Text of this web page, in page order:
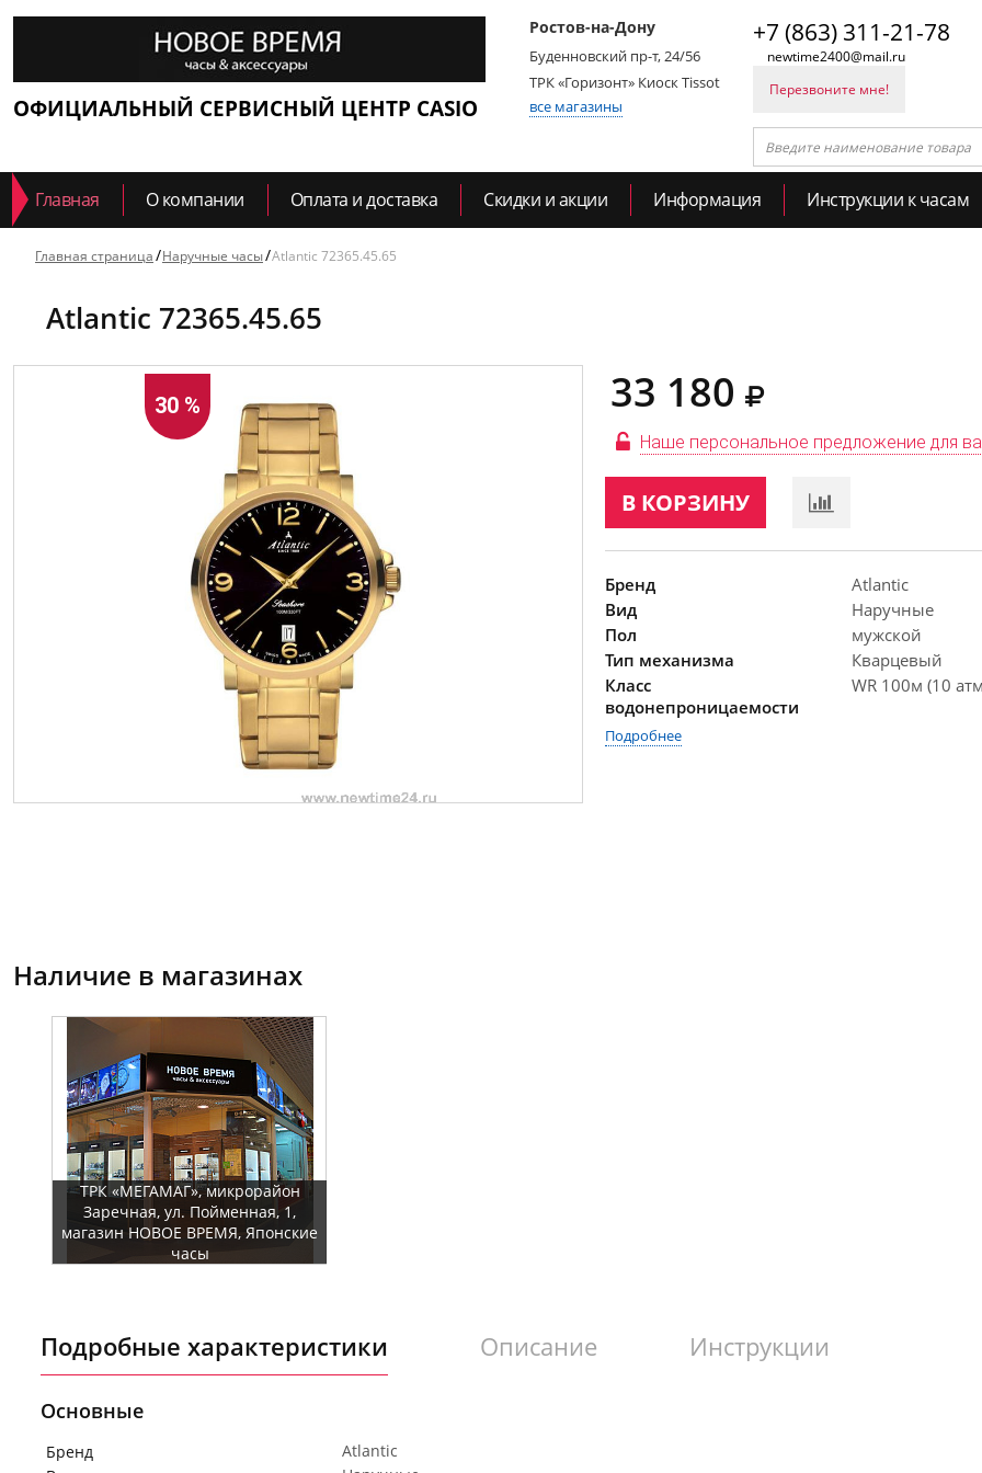
ОФИЦИАЛЬНЫЙ СЕРВИСНЫЙ ЦЕНТР CASIO
Ростов-на-Дону
Буденновский пр-т, 24/56
ТРК «Горизонт» Киоск Tissot
все магазины
+7 (863) 311-21-78
newtime2400@mail.ru
Перезвоните мне!
Главная О компании Оплата и доставка Скидки и акции Информация Инструкции к часам
Главная страница Наручные часы Atlantic 72365.45.65
Atlantic 72365.45.65
30 % 33 180
Наше персональное предложение для
В КОРЗИНУ
Бренд
Atlantic
Вид
Наручные
Пол
мужской
Тип механизма
Кварцевый
Класс
водонепроницаемости
WR 100м (10
Подробнее
Наличие в магазинах
ТРК «МЕГАМАГ», микрорайон
Заречная, ул. Пойменная, 1,
магазин НОВОЕ ВРЕМЯ, Японские
часы
Подробные характеристики Описание Инструкции
Основные
Бренд
Atlantic